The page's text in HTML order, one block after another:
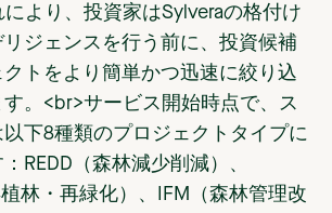
により、投資家はSylveraの格付け
ジェンスを行う前に、投資候補
クトをより簡単かつ迅速に絞り込
。<br>サービス開始時点で、ス
下8種類のプロジェクトタイプに
REDD（森林減少削減）、
林・再緑化）、IFM（森林管理改